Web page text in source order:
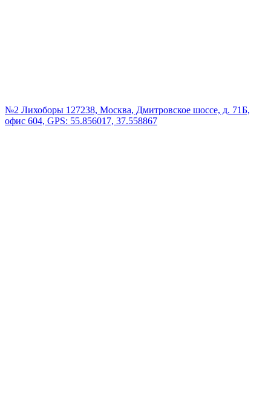
№2 Лихоборы 127238, Москва, Дмитровское шоссе, д. 71Б,
офис 604, GPS: 55.856017, 37.558867